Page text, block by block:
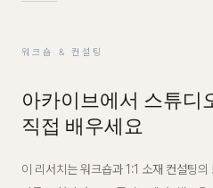
워크숍 & 컨설팅
아카이브에서 스튜디
직접 배우세요
이 리서치는 워크숍과 1:1 소재 컨설팅